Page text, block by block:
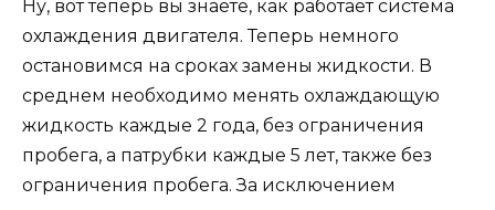
Ну, вот теперь вы знаете, как работает система
охлаждения двигателя. Теперь немного
остановимся на сроках замены жидкости. В
среднем необходимо менять охлаждающую
жидкость каждые 2 года, без ограничения
пробега, а патрубки каждые 5 лет, также без
ограничения пробега. За исключением